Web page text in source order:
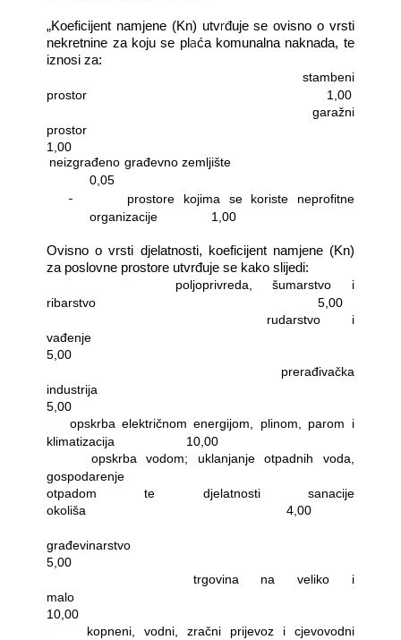
„Koeficijent namjene (Kn) utvrđuje se ovisno o vrsti
nekretnine za koju se plaća komunalna naknada, te
iznosi za:
stambeni
prostor
1,00
garažni
prostor
1,00
neizgrađeno građevno zemljište
0,05
-
prostore kojima se koriste neprofitne
organizacije
1,00
Ovisno o vrsti djelatnosti, koeficijent namjene (Kn)
za poslovne prostore utvrđuje se kako slijedi:
poljoprivreda, šumarstvo i
ribarstvo
5,00
rudarstvo i
vađenje
5,00
prerađivačka
industrija
5,00
opskrba električnom energijom, plinom, parom i
klimatizacija
10,00
opskrba vodom; uklanjanje otpadnih voda,
gospodarenje
otpadom te djelatnosti sanacije
okoliša
4,00
građevinarstvo
5,00
trgovina na veliko i
malo
10,00
kopneni, vodni, zračni prijevoz i cjevovodni